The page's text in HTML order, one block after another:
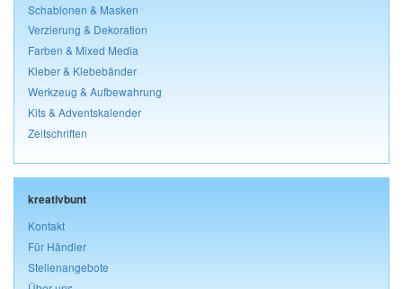
Schablonen & Masken
Verzierung & Dekoration
Farben & Mixed Media
Kleber & Klebebänder
Werkzeug & Aufbewahrung
Kits & Adventskalender
Zeitschriften
kreativbunt
Kontakt
Für Händler
Stellenangebote